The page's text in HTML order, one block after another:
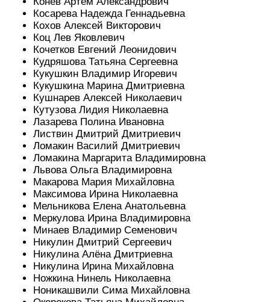
Косарева Надежда Геннадьевна
Кохов Алексей Викторович
Коц Лев Яковлевич
Кочетков Евгений Леонидович
Кудряшова Татьяна Сергеевна
Кукушкин Владимир Игоревич
Кукушкина Марина Дмитриевна
Кушнарев Алексей Николаевич
Кутузова Лидия Николаевна
Лазарева Полина Ивановна
Листвин Дмитрий Дмитриевич
Ломакин Василий Дмитриевич
Ломакина Маргарита Владимировна
Львова Ольга Владимировна
Макарова Мария Михайловна
Максимова Ирина Николаевна
Мельникова Елена Анатольевна
Меркулова Ирина Владимировна
Минаев Владимир Семенович
Никулин Дмитрий Сергеевич
Никулина Алёна Дмитриевна
Никулина Ирина Михайловна
Ножкина Нинель Николаевна
Ноникашвили Сима Михайловна